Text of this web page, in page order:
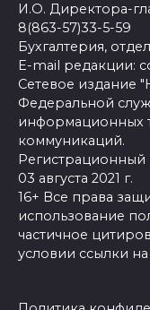
И.О. Директора-
8(863-57)33-5-59
Бухгалтерия,
E-mail редакции:
Сетевое издание
Федеральной
информационных
коммуникаций.
03 августа 2021 г.
16+ Все права
использование
частичное
условии ссылки